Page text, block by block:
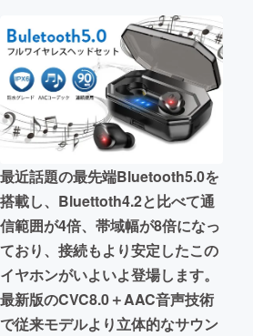
アート・写真
テクノロジー・ガジェット
映像・映画
ビジネス・起業
まちづくり・地域活性化
CAMPFIRE for Social Good
CAMPFIREふるさと納税machi-ya
最近話題の最先端Bluetooth5.0を
搭載し、Bluettoth4.2と比べて通
信範囲が4倍、帯域幅が8倍になっ
ており、接続もより安定したこの
イヤホンがいよいよ登場します。
最新版のCVC8.0＋AAC音声技術
で従来モデルより立体的なサウン